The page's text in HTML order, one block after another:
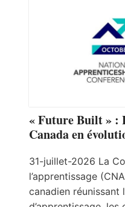
« Future Built » :
Canada en
31-juillet-2026 La
l’apprentissage
canadien réunissant